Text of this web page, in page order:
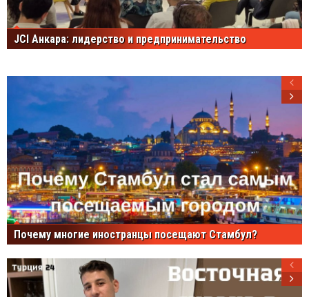
JCI Анкара: лидерство и предпринимательство
Почему многие иностранцы посещают Стамбул?